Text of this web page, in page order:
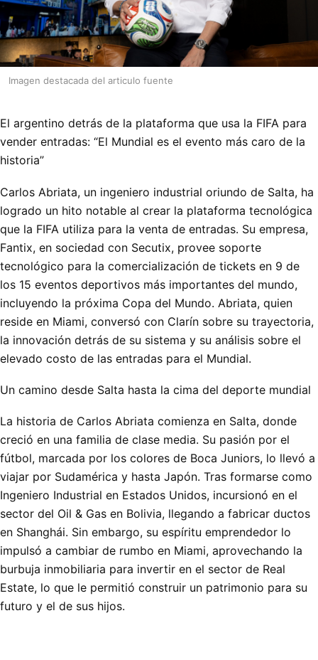
Imagen destacada del articulo fuente
El argentino detrás de la plataforma que usa la FIFA para
vender entradas: “El Mundial es el evento más caro de la
historia”
Carlos Abriata, un ingeniero industrial oriundo de Salta, ha
logrado un hito notable al crear la plataforma tecnológica
que la FIFA utiliza para la venta de entradas. Su empresa,
Fantix, en sociedad con Secutix, provee soporte
tecnológico para la comercialización de tickets en 9 de
los 15 eventos deportivos más importantes del mundo,
incluyendo la próxima Copa del Mundo. Abriata, quien
reside en Miami, conversó con Clarín sobre su trayectoria,
la innovación detrás de su sistema y su análisis sobre el
elevado costo de las entradas para el Mundial.
Un camino desde Salta hasta la cima del deporte mundial
La historia de Carlos Abriata comienza en Salta, donde
creció en una familia de clase media. Su pasión por el
fútbol, marcada por los colores de Boca Juniors, lo llevó a
viajar por Sudamérica y hasta Japón. Tras formarse como
Ingeniero Industrial en Estados Unidos, incursionó en el
sector del Oil & Gas en Bolivia, llegando a fabricar ductos
en Shanghái. Sin embargo, su espíritu emprendedor lo
impulsó a cambiar de rumbo en Miami, aprovechando la
burbuja inmobiliaria para invertir en el sector de Real
Estate, lo que le permitió construir un patrimonio para su
futuro y el de sus hijos.